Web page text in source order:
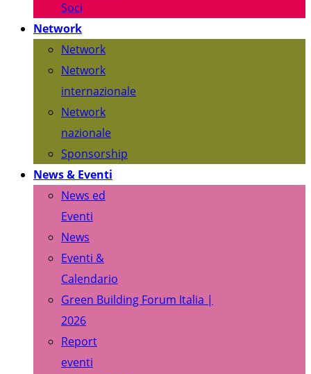
Soci
Network
Network
Network
internazionale
Network
nazionale
Sponsorship
News & Eventi
News ed
Eventi
News
Eventi &
Calendario
Green Building Forum Italia |
2026
Report
eventi